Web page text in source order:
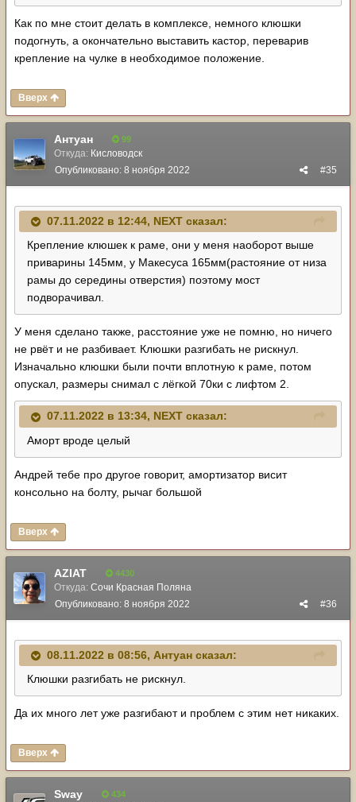
Как по мне стоит делать в комплексе, немного клюшки
подогнуть, а окончательно выставить кастор, переварив
крепление на чулке в необходимое положение.
Вверх
Антуан 99
Откуда: Кисловодск
#35
Опубликовано: 8 ноября 2022
07.11.2022 в 12:44, NЕХТ сказал:
Крепление клюшек к раме, они у меня наоборот выше
приварины 145мм, у Макесуса 165мм(растояние от низа
рамы до середины отверстия) поэтому мост
подворачивал.
У меня сделано также, расстояние уже не помню, но ничего
не рвёт и не разбивает. Клюшки разгибать не рискнул.
Изначально клюшки были почти вплотную к раме, потом
опускал, размеры снимал с лёгкой 70ки с лифтом 2.
07.11.2022 в 13:34, NЕХТ сказал:
Аморт вроде целый
Андрей тебе про другое говорит, амортизатор висит
консольно на болту, рычаг большой
Вверх
AZIAT 4430
Откуда: Сочи Красная Поляна
#36
Опубликовано: 8 ноября 2022
08.11.2022 в 08:56, Антуан сказал:
Клюшки разгибать не рискнул.
Да их много лет уже разгибают и проблем с этим нет никаких.
Вверх
Sway 434